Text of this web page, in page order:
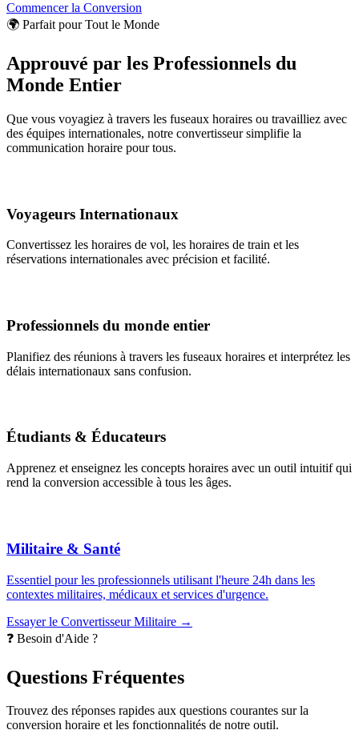
Commencer la Conversion
🌍 Parfait pour Tout le Monde
Approuvé par les Professionnels du
Monde Entier
Que vous voyagiez à travers les fuseaux horaires ou travailliez avec
des équipes internationales, notre convertisseur simplifie la
communication horaire pour tous.
Voyageurs Internationaux
Convertissez les horaires de vol, les horaires de train et les
réservations internationales avec précision et facilité.
Professionnels du monde entier
Planifiez des réunions à travers les fuseaux horaires et interprétez les
délais internationaux sans confusion.
Étudiants & Éducateurs
Apprenez et enseignez les concepts horaires avec un outil intuitif qui
rend la conversion accessible à tous les âges.
Militaire & Santé
Essentiel pour les professionnels utilisant l'heure 24h dans les
contextes militaires, médicaux et services d'urgence.
Essayer le Convertisseur Militaire →
❓ Besoin d'Aide ?
Questions Fréquentes
Trouvez des réponses rapides aux questions courantes sur la
conversion horaire et les fonctionnalités de notre outil.